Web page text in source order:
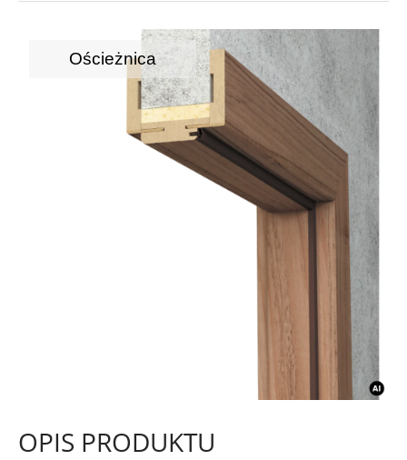
Ościeżnica
OPIS PRODUKTU